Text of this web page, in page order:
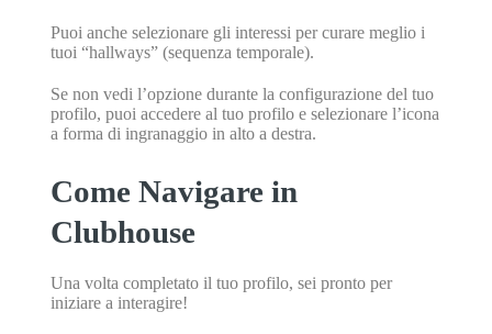
Puoi anche selezionare gli interessi per curare meglio i
tuoi “hallways” (sequenza temporale).
Se non vedi l’opzione durante la configurazione del tuo
profilo, puoi accedere al tuo profilo e selezionare l’icona
a forma di ingranaggio in alto a destra.
Come Navigare in
Clubhouse
Una volta completato il tuo profilo, sei pronto per
iniziare a interagire!